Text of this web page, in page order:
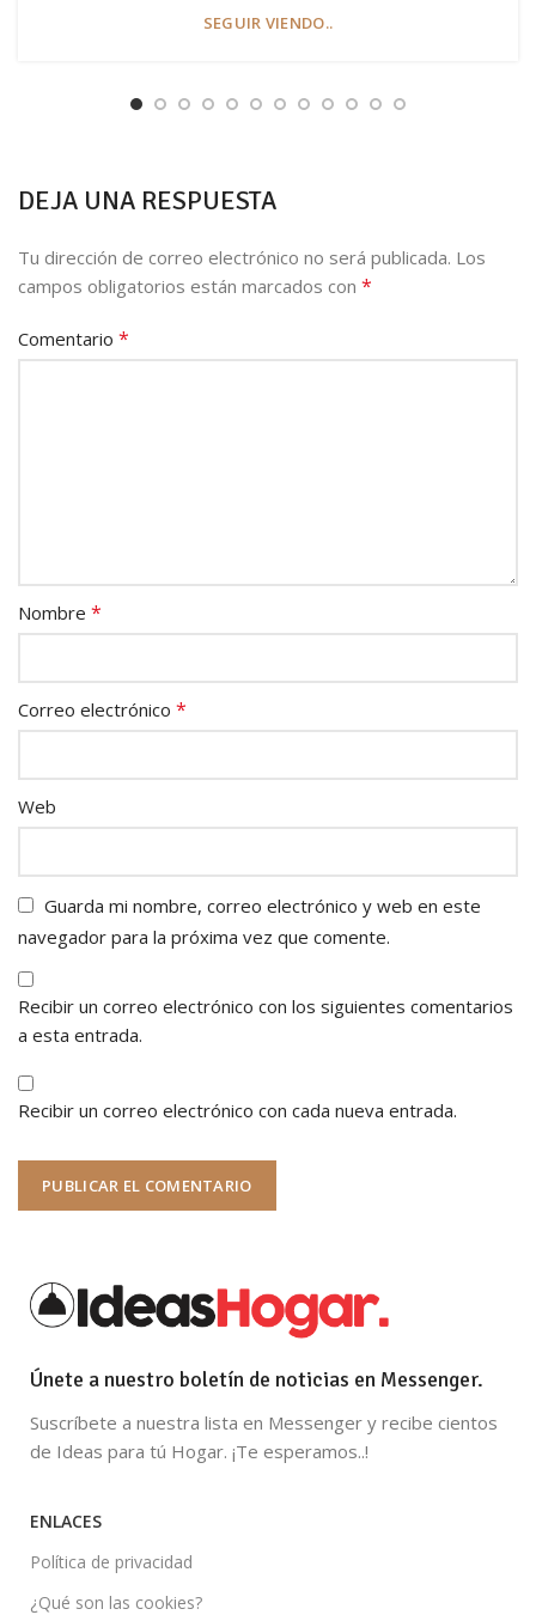
SEGUIR VIENDO..
DEJA UNA RESPUESTA
Tu dirección de correo electrónico no será publicada. Los
campos obligatorios están marcados con *
Comentario *
Nombre *
Correo electrónico *
Web
Guarda mi nombre, correo electrónico y web en este
navegador para la próxima vez que comente.
Recibir un correo electrónico con los siguientes comentarios
a esta entrada.
Recibir un correo electrónico con cada nueva entrada.
Únete a nuestro boletín de noticias en Messenger.
Suscríbete a nuestra lista en Messenger y recibe cientos
de Ideas para tú Hogar. ¡Te esperamos..!
ENLACES
Política de privacidad
¿Qué son las cookies?